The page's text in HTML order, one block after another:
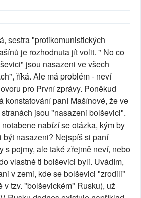
sestra "protikomunistických
je rozhodnuta jít volit. " No co
jsou nasazeni ve všech
říká. Ale má problém - neví
pro První zprávy. Poněkud
konstatování paní Mašínové, že ve
jsou "nasazeni bolševici".
nabízí se otázka, kým by
nasazeni? Nejspíš si paní
s pojmy, ale také zřejmě neví, nebo
vlastně ti bolševici byli. Uvádím,
v zemi, kde se bolševici "zrodili"
v tzv. "bolševickém" Rusku), už